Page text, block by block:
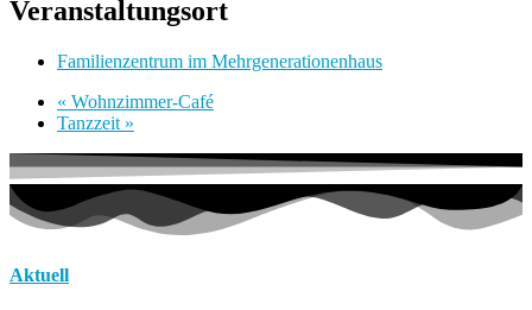
Veranstaltungsort
Familienzentrum im Mehrgenerationenhaus
« Wohnzimmer-Café
Tanzzeit »
Aktuell